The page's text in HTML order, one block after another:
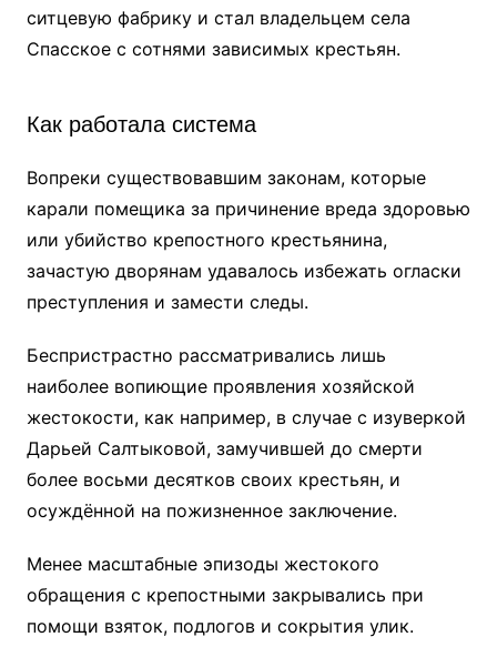
ситцевую фабрику и стал владельцем села
Спасское с сотнями зависимых крестьян.
Как работала система
Вопреки существовавшим законам, которые
карали помещика за причинение вреда здоровью
или убийство крепостного крестьянина,
зачастую дворянам удавалось избежать огласки
преступления и замести следы.
Беспристрастно рассматривались лишь
наиболее вопиющие проявления хозяйской
жестокости, как например, в случае с изуверкой
Дарьей Салтыковой, замучившей до смерти
более восьми десятков своих крестьян, и
осуждённой на пожизненное заключение.
Менее масштабные эпизоды жестокого
обращения с крепостными закрывались при
помощи взяток, подлогов и сокрытия улик.